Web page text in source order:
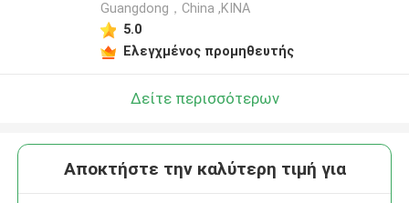
Guangdong，China ,ΚΙΝΑ
5.0
Ελεγχμένος προμηθευτής
Δείτε περισσότερων
Αποκτήστε την καλύτερη τιμή για